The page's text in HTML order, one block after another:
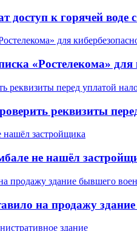
к горячей воде с
«Ростелекома» для
реквизиты
не нашёл
на продажу